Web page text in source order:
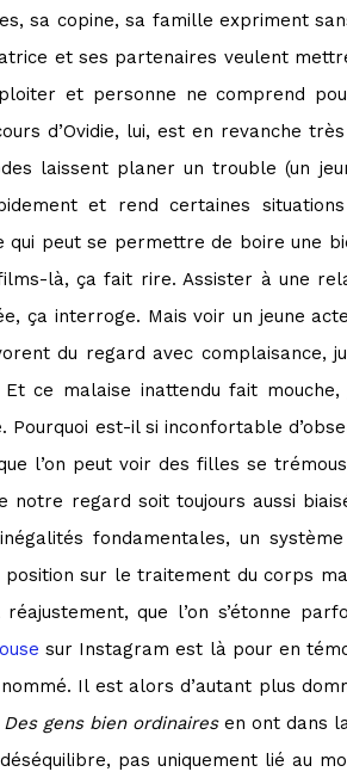
sa copine, sa famille expriment
et ses partenaires veulent
et personne ne comprend
d’Ovidie, lui, est en revanche
laissent planer un trouble (un
et rend certaines
peut se permettre de boire une
là, ça fait rire. Assister à une
ça interroge. Mais voir un jeune
du regard avec complaisance,
ce malaise inattendu fait
est-il si inconfortable
l’on peut voir des filles se
notre regard soit toujours aussi
fondamentales, un
sur le traitement du corps
que l’on s’étonne
sur Instagram est là pour en
Il est alors d’autant plus
Des gens bien ordinairesen ont dans
pas uniquement lié au